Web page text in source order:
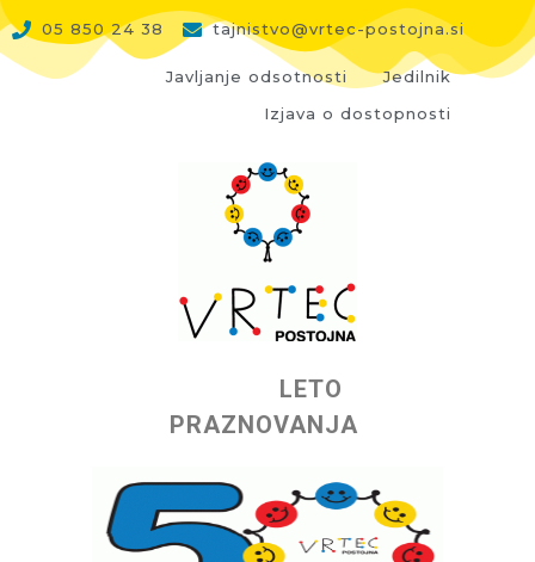
05 850 24 38 tajnistvo@vrtec-postojna.si
Javljanje odsotnosti
Jedilnik
Izjava o dostopnosti
LETO
PRAZNOVANJA